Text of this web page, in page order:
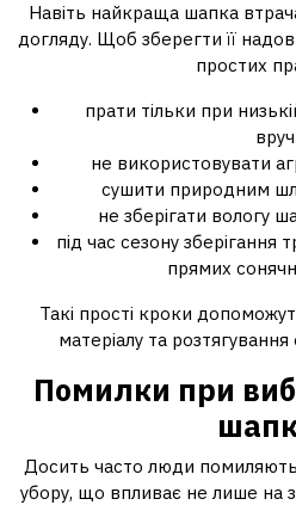
Навіть найкраща шапка
догляду. Щоб зберегти її
простих
прати тільки при
не використовувати
сушити природним
не зберігати вологу
під час сезону зберігання
прямих
Такі прості кроки
матеріалу та
Помилки при
Досить часто люди
убору, що впливає не лише на